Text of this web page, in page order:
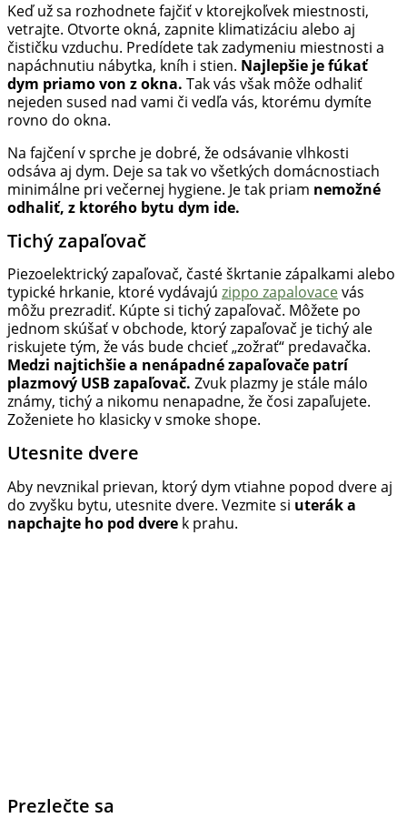
Keď už sa rozhodnete fajčiť v ktorejkoľvek miestnosti,
vetrajte. Otvorte okná, zapnite klimatizáciu alebo aj
čističku vzduchu. Predídete tak zadymeniu miestnosti a
napáchnutiu nábytka, kníh i stien. Najlepšie je fúkať
dym priamo von z okna. Tak vás však môže odhaliť
nejeden sused nad vami či vedľa vás, ktorému dymíte
rovno do okna.
Na fajčení v sprche je dobré, že odsávanie vlhkosti
odsáva aj dym. Deje sa tak vo všetkých domácnostiach
minimálne pri večernej hygiene. Je tak priam nemožné
odhaliť, z ktorého bytu dym ide.
Tichý zapaľovač
Piezoelektrický zapaľovač, časté škrtanie zápalkami alebo
typické hrkanie, ktoré vydávajú zippo zapalovacevás
môžu prezradiť. Kúpte si tichý zapaľovač. Môžete po
jednom skúšať v obchode, ktorý zapaľovač je tichý ale
riskujete tým, že vás bude chcieť „zožrať“ predavačka.
Medzi najtichšie a nenápadné zapaľovače patrí
plazmový USB zapaľovač. Zvuk plazmy je stále málo
známy, tichý a nikomu nenapadne, že čosi zapaľujete.
Zoženiete ho klasicky v smoke shope.
Utesnite dvere
Aby nevznikal prievan, ktorý dym vtiahne popod dvere aj
do zvyšku bytu, utesnite dvere. Vezmite si uterák a
napchajte ho pod dvere k prahu.
Prezlečte sa